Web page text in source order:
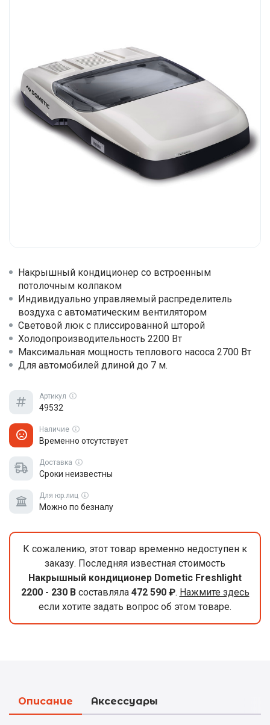
Накрышный кондиционер со встроенным
потолочным колпаком
Индивидуально управляемый распределитель
воздуха с автоматическим вентилятором
Световой люк с плиссированной шторой
Холодопроизводительность 2200 Вт
Максимальная мощность теплового насоса 2700 Вт
Для автомобилей длиной до 7 м.
Артикул
49532
Наличие
Временно отсутствует
Доставка
Сроки неизвестны
Для юр.лиц
Можно по безналу
К сожалению, этот товар временно недоступен к
заказу. Последняя известная стоимость
Накрышный кондиционер Dometic Freshlight
2200 - 230 Всоставляла 472 590 ₽. Нажмите здесь
если хотите задать вопрос об этом товаре.
Описание Аксессуары